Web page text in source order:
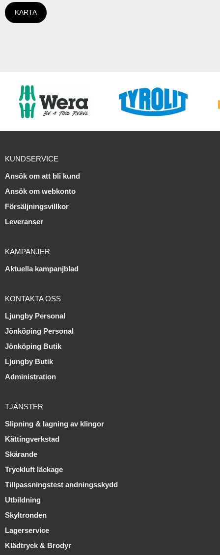
KARTA
KUNDSERVICE
Ansök om att bli kund
Ansök om webkonto
Försäljningsvillkor
Leveranser
KAMPANJER
Aktuella kampanjblad
KONTAKTA OSS
Ljungby Personal
Jönköping Personal
Jönköping Butik
Ljungby Butik
Administration
TJÄNSTER
Slipning & lagning av klingor
Kättingverkstad
Skärande
Tryckluft läckage
Tillpassningstest andningsskydd
Utbildning
Skyltronden
Lagerservice
Klädtryck & Brodyr